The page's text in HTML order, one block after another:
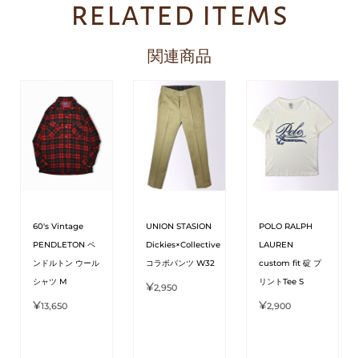
related items
関連商品
60's Vintage
PENDLETON ペ
ンドルトン ウール
シャツ M
¥13,650
UNION STASION
Dickies×Collective
コラボパンツ W32
¥2,950
POLO RALPH
LAUREN
custom fit 碇 プ
リントTee S
¥2,900